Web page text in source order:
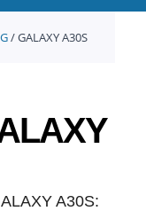
/ GALAXY A30S
A30S: